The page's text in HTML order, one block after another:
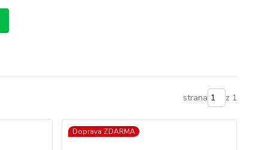
strana z 1
Doprava ZDARMA